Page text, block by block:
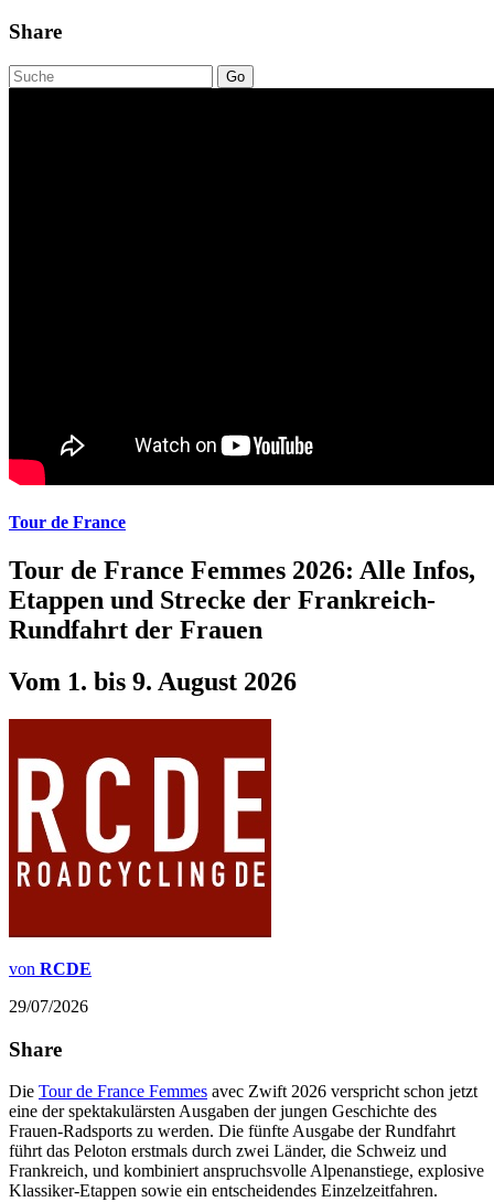
Share
Go
Tour de France
Tour de France Femmes 2026: Alle Infos,
Etappen und Strecke der Frankreich-
Rundfahrt der Frauen
Vom 1. bis 9. August 2026
von RCDE
29/07/2026
Share
Die Tour de France Femmes avec Zwift 2026 verspricht schon jetzt
eine der spektakulärsten Ausgaben der jungen Geschichte des
Frauen-Radsports zu werden. Die fünfte Ausgabe der Rundfahrt
führt das Peloton erstmals durch zwei Länder, die Schweiz und
Frankreich, und kombiniert anspruchsvolle Alpenanstiege, explosive
Klassiker-Etappen sowie ein entscheidendes Einzelzeitfahren.